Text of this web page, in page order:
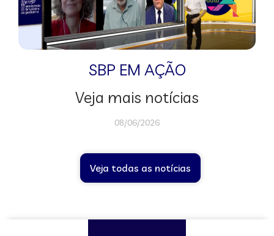
SBP EM AÇÃO
Veja mais notícias
08/06/2026
Veja todas as notícias